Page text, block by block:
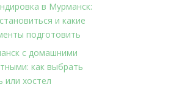
в Мурманск:
и какие
подготовить
с домашними
как выбрать
или хостел